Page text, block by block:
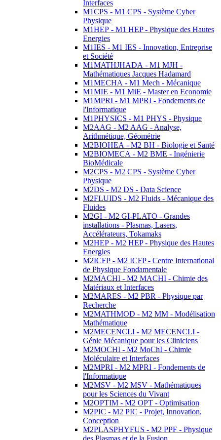
Interfaces
M1CPS - M1 CPS - Système Cyber
Physique
M1HEP - M1 HEP - Physique des Hautes
Energies
M1IES - M1 IES - Innovation, Entreprise
et Société
M1MATHJHADA - M1 MJH -
Mathématiques Jacques Hadamard
M1MECHA - M1 Mech - Mécanique
M1MIE - M1 MiE - Master en Economie
M1MPRI - M1 MPRI - Fondements de
l'Informatique
M1PHYSICS - M1 PHYS - Physique
M2AAG - M2 AAG - Analyse,
Arithmétique, Géométrie
M2BIOHEA - M2 BH - Biologie et Santé
M2BIOMECA - M2 BME - Ingénierie
BioMédicale
M2CPS - M2 CPS - Système Cyber
Physique
M2DS - M2 DS - Data Science
M2FLUIDS - M2 Fluids - Mécanique des
Fluides
M2GI - M2 GI-PLATO - Grandes
installations - Plasmas, Lasers,
Accélérateurs, Tokamaks
M2HEP - M2 HEP - Physique des Hautes
Energies
M2ICFP - M2 ICFP - Centre International
de Physique Fondamentale
M2MACHI - M2 MACHI - Chimie des
Matériaux et Interfaces
M2MARES - M2 PBR - Physique par
Recherche
M2MATHMOD - M2 MM - Modélisation
Mathématique
M2MECENCLI - M2 MECENCLI -
Génie Mécanique pour les Cliniciens
M2MOCHI - M2 MoChI - Chimie
Moléculaire et Interfaces
M2MPRI - M2 MPRI - Fondements de
l'Informatique
M2MSV - M2 MSV - Mathématiques
pour les Sciences du Vivant
M2OPTIM - M2 OPT - Optimisation
M2PIC - M2 PIC - Projet, Innovation,
Conception
M2PLASPHYFUS - M2 PPF - Physique
des Plasmas et de la Fusion